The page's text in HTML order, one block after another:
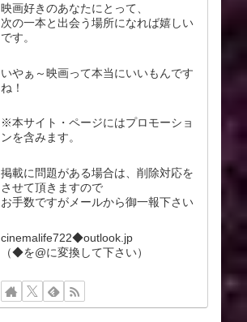
映画好きのあなたにとって、
次の一本と出会う場所になれば嬉しい
です。
いやぁ～映画って本当にいいもんです
ね！
※本サイト・ページにはプロモーショ
ンを含みます。
掲載に問題がある場合は、削除対応を
させて頂きますので
お手数ですがメールから御一報下さい
cinemalife722◆outlook.jp
（◆を@に変換して下さい）